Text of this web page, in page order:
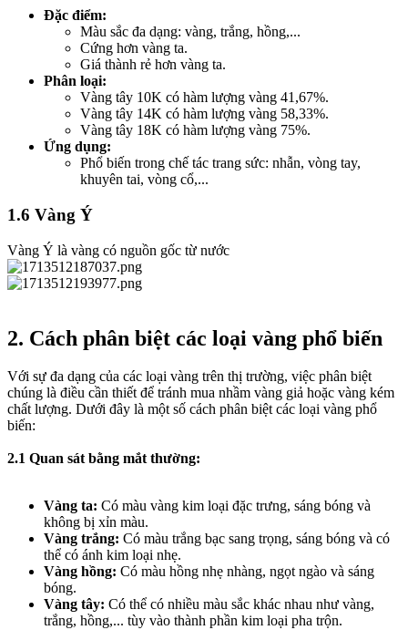
Đặc điểm:
Màu sắc đa dạng: vàng, trắng, hồng,...
Cứng hơn vàng ta.
Giá thành rẻ hơn vàng ta.
Phân loại:
Vàng tây 10K có hàm lượng vàng 41,67%.
Vàng tây 14K có hàm lượng vàng 58,33%.
Vàng tây 18K có hàm lượng vàng 75%.
Ứng dụng:
Phổ biến trong chế tác trang sức: nhẫn, vòng tay,
khuyên tai, vòng cổ,...
1.6 Vàng Ý​
Vàng Ý là vàng có nguồn gốc từ nước
2. Cách phân biệt các loại vàng phổ biến​
Với sự đa dạng của các loại vàng trên thị trường, việc phân biệt
chúng là điều cần thiết để tránh mua nhầm vàng giả hoặc vàng kém
chất lượng. Dưới đây là một số cách phân biệt các loại vàng phổ
biến:
2.1 Quan sát bằng mắt thường:
Vàng ta: Có màu vàng kim loại đặc trưng, sáng bóng và
không bị xỉn màu.
Vàng trắng: Có màu trắng bạc sang trọng, sáng bóng và có
thể có ánh kim loại nhẹ.
Vàng hồng: Có màu hồng nhẹ nhàng, ngọt ngào và sáng
bóng.
Vàng tây: Có thể có nhiều màu sắc khác nhau như vàng,
trắng, hồng,... tùy vào thành phần kim loại pha trộn.